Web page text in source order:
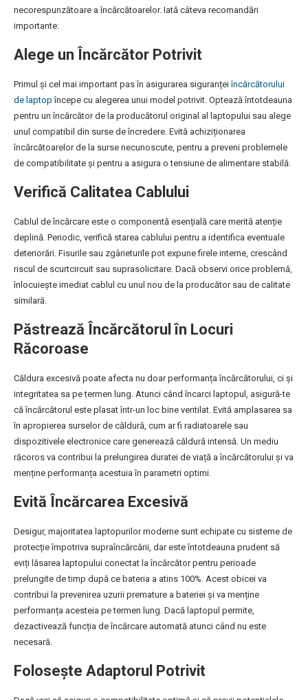
necorespunzătoare a încărcătoarelor. Iată câteva recomandări
importante:
Alege un Încărcător Potrivit
Primul și cel mai important pas în asigurarea siguranțeiîncărcătorului
de laptop începe cu alegerea unui model potrivit. Optează întotdeauna
pentru un încărcător de la producătorul original al laptopului sau alege
unul compatibil din surse de încredere. Evită achiziționarea
încărcătoarelor de la surse necunoscute, pentru a preveni problemele
de compatibilitate și pentru a asigura o tensiune de alimentare stabilă.
Verifică Calitatea Cablului
Cablul de încărcare este o componentă esențială care merită atenție
deplină. Periodic, verifică starea cablului pentru a identifica eventuale
deteriorări. Fisurile sau zgârieturile pot expune firele interne, crescând
riscul de scurtcircuit sau suprasolicitare. Dacă observi orice problemă,
înlocuiește imediat cablul cu unul nou de la producător sau de calitate
similară.
Păstrează Încărcătorul în Locuri
Răcoroase
Căldura excesivă poate afecta nu doar performanța încărcătorului, ci și
integritatea sa pe termen lung. Atunci când încarci laptopul, asigură-te
că încărcătorul este plasat într-un loc bine ventilat. Evită amplasarea sa
în apropierea surselor de căldură, cum ar fi radiatoarele sau
dispozitivele electronice care generează căldură intensă. Un mediu
răcoros va contribui la prelungirea duratei de viață a încărcătorului și va
menține performanța acestuia în parametri optimi.
Evită Încărcarea Excesivă
Desigur, majoritatea laptopurilor moderne sunt echipate cu sisteme de
protecție împotriva supraîncărcării, dar este întotdeauna prudent să
eviți lăsarea laptopului conectat la încărcător pentru perioade
prelungite de timp după ce bateria a atins 100%. Acest obicei va
contribui la prevenirea uzurii premature a bateriei și va menține
performanța acesteia pe termen lung. Dacă laptopul permite,
dezactivează funcția de încărcare automată atunci când nu este
necesară.
Folosește Adaptorul Potrivit